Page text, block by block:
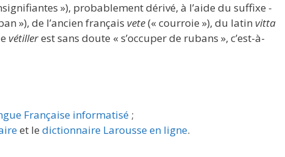
»), probablement dérivé, à l’aide du suffixe -
»), de l’ancien français vete(« courroie »), du latin vitta
vétillerest sans doute « s’occuper de rubans », c’est-à-
Française informatisé ;
et le dictionnaire Larousse en ligne.